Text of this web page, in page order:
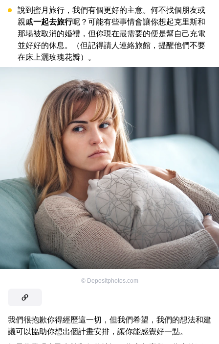
說到蜜月旅行，我們有個更好的主意。何不找個朋友或
親戚一起去旅行呢？可能有些事情會讓你想起克里斯和
那場被取消的婚禮，但你現在最需要的便是幫自己充電
並好好的休息。（但記得請人連絡旅館，提醒他們不要
在床上灑玫瑰花瓣）。
© Depositphotos.com
我們很抱歉你得經歷這一切，但我們希望，我們的想法和建
議可以協助你想出個計畫安排，讓你能感覺好一點。